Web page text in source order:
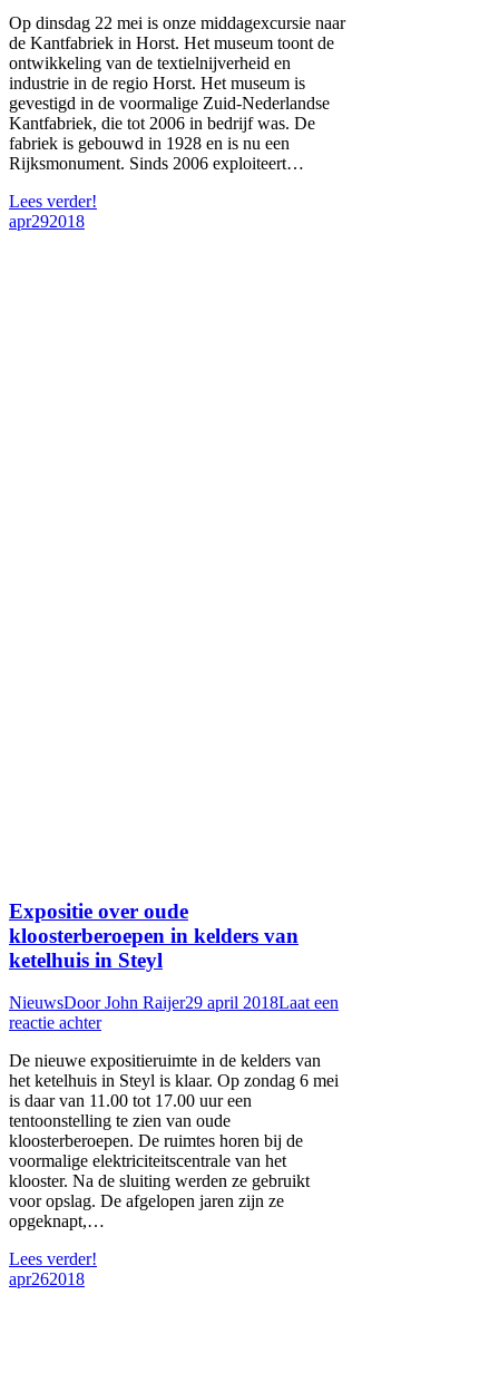
Op dinsdag 22 mei is onze middagexcursie naar
de Kantfabriek in Horst. Het museum toont de
ontwikkeling van de textielnijverheid en
industrie in de regio Horst. Het museum is
gevestigd in de voormalige Zuid-Nederlandse
Kantfabriek, die tot 2006 in bedrijf was. De
fabriek is gebouwd in 1928 en is nu een
Rijksmonument. Sinds 2006 exploiteert…
Lees verder!
apr292018
Expositie over oude
kloosterberoepen in kelders van
ketelhuis in Steyl
NieuwsDoorJohn Raijer29 april 2018Laat een
reactie achter
De nieuwe expositieruimte in de kelders van
het ketelhuis in Steyl is klaar. Op zondag 6 mei
is daar van 11.00 tot 17.00 uur een
tentoonstelling te zien van oude
kloosterberoepen. De ruimtes horen bij de
voormalige elektriciteitscentrale van het
klooster. Na de sluiting werden ze gebruikt
voor opslag. De afgelopen jaren zijn ze
opgeknapt,…
Lees verder!
apr262018